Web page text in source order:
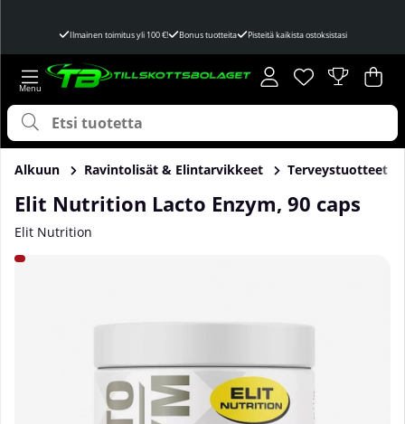
Ilmainen toimitus yli 100 €! Bonus tuotteita Pisteitä kaikista ostoksistasi
Toivelista
Lukumäärä
. .
Alkuun Ravintolisät & Elintarvikkeet Terveystuotteet
Elit Nutrition Lacto Enzym, 90 caps
Elit Nutrition
Tuotekuvat Elit Nutrition Lacto Enzym, 90 caps